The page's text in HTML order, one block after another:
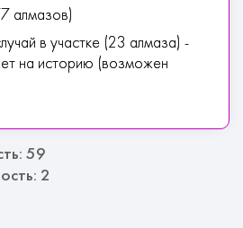
алмазов)
в участке (23 алмаза) -
на историю (возможен
59
2